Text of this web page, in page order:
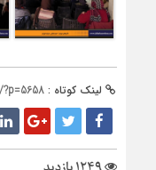
لینک کوتاه :